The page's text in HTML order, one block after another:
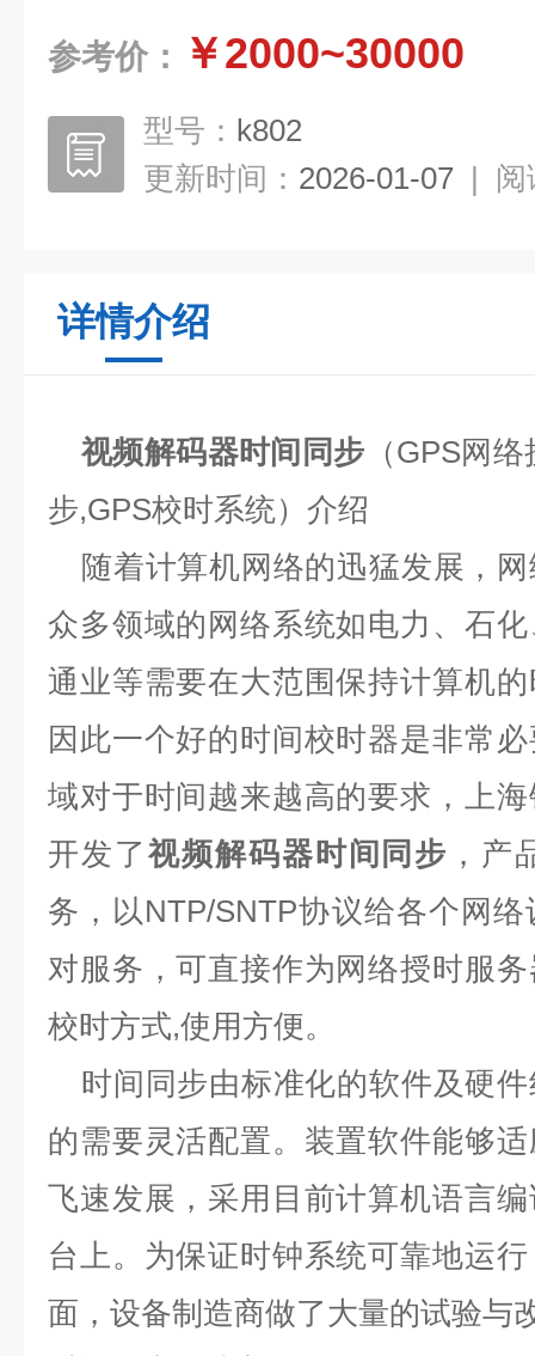
参考价： ￥2000~30000
型号： k802
更新时间： 2026-01-07 | 阅
详情介绍
视频解码器时间同步 （GPS网
步,GPS校时系统）介绍
随着计算机网络的迅猛发展，
众多领域的网络系统如电力、石
通业等需要在大范围保持计算机
因此一个好的时间校时器是非常
域对于时间越来越高的要求，上
开发了 视频解码器时间同步 ，产
务，以NTP/SNTP协议给各个网
对服务，可直接作为网络授时服
校时方式,使用方便。
时间同步由标准化的软件及硬
的需要灵活配置。装置软件能够
飞速发展，采用目前计算机语言
台上。为保证时钟系统可靠地运
面，设备制造商做了大量的试验与